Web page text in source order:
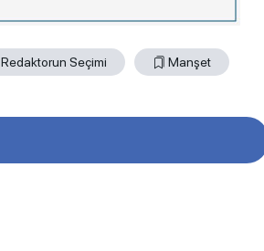
Redaktorun Seçimi Manşet